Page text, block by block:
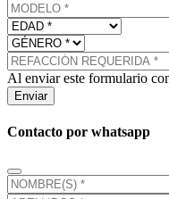
Al enviar este formulario
Enviar
Contacto por whatsapp